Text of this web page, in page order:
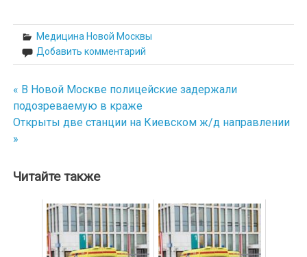
Медицина Новой Москвы
Добавить комментарий
Навигация
по
записям
« В Новой Москве полицейские задержали
подозреваемую в краже
Открыты две станции на Киевском ж/д направлении
»
Читайте также